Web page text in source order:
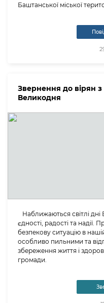
Баштанської міської
Звернення до вірян
Великодня
Наближаються світлі дні
єдності, радості та надії.
безпекову ситуацію в
особливо пильними та
збереження життя і
громади.